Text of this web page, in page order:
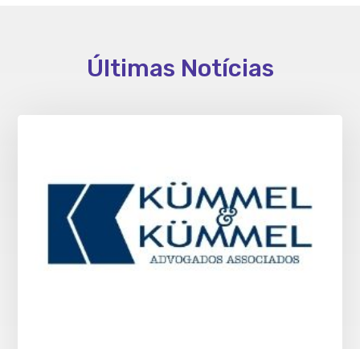
Últimas Notícias